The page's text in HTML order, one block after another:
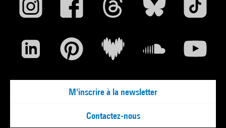
M'inscrire à la newsletter
Contactez-nous